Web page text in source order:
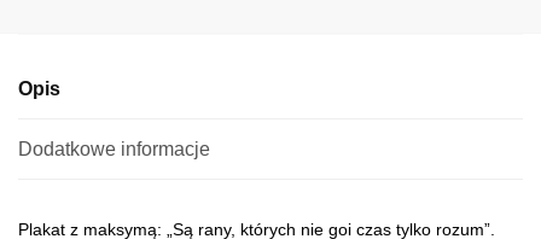
Opis
Dodatkowe informacje
Plakat z maksymą: „Są rany, których nie goi czas tylko rozum”.